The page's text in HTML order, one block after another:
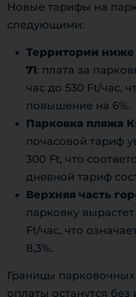
Новые тарифы на
следующими:
Территории
71: плата за
час до 530 Ft/час,
повышение на 6%.
Парковка пляжа
почасовой тариф
300 Ft, что
дневной тариф
Верхняя часть
парковку
Ft/час, что
8,3%.
Границы
оплаты останутся